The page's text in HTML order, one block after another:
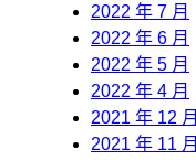
2022 年 7 月
2022 年 6 月
2022 年 5 月
2022 年 4 月
2021 年 12 月
2021 年 11 月